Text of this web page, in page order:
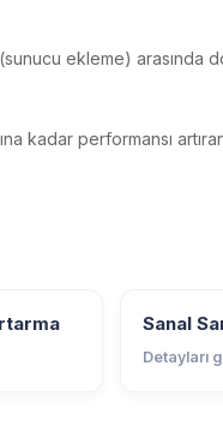
ekleme) arasında
kadar performansı
Sanal
Detayları